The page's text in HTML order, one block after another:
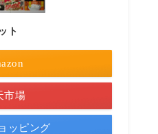
ト
市場
ッピング